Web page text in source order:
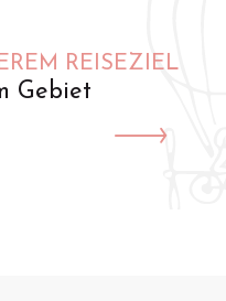
REISEZIEL
Gebiet